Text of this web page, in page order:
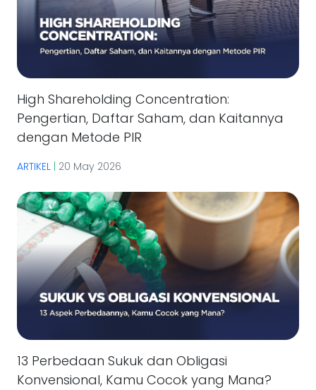
High Shareholding Concentration:
Pengertian, Daftar Saham, dan Kaitannya
dengan Metode PIR
ARTIKEL | 20 May 2026
13 Perbedaan Sukuk dan Obligasi
Konvensional, Kamu Cocok yang Mana?